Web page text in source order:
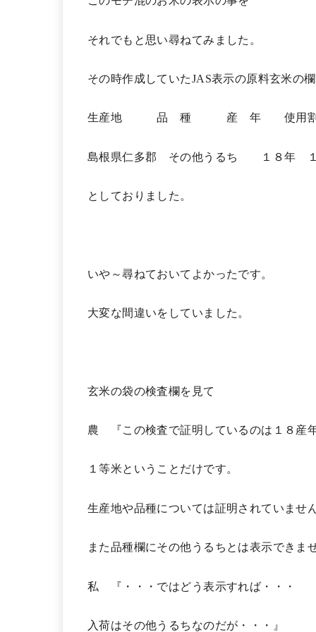
それでもと思い尋ねてみました。
その時作成していたJAS表示の原料玄米の欄
生産地 品 種 産 年 使用割
島根県仁多郡 その他うるち １８年 １
としておりました。
いや～尋ねておいてよかったです。
大変な間違いをしていました。
玄米の袋の検査欄を見て
農 『この検査で証明しているのは１８産
１等米ということだけです。
生産地や品種については証明されていません
また品種欄にその他うるちとは表示できま
私 『・・・ではどう表示すれば・・・
入荷はその他うるちなのだが・・・』